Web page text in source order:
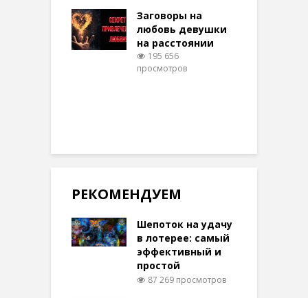
Заговоры на
любовь девушки
на расстоянии
195 656
просмотров
РЕКОМЕНДУЕМ
Шепоток на удачу
в лотерее: самый
эффективный и
простой
87 269 просмотров